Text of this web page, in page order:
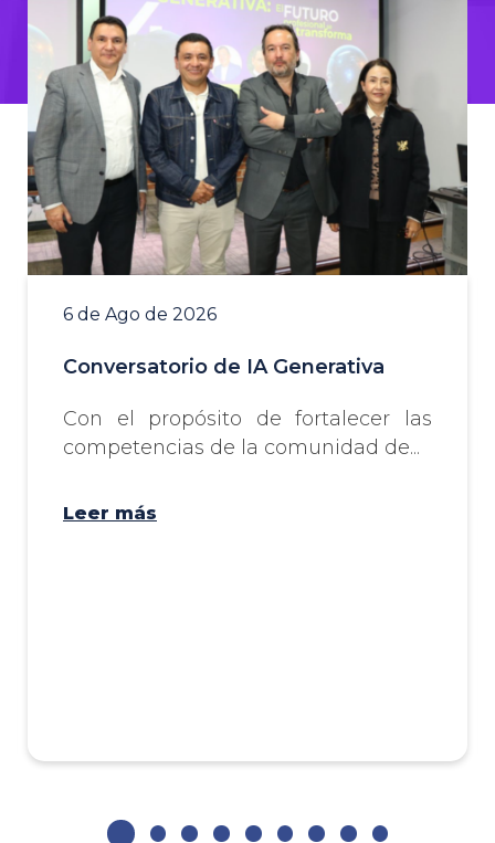
6 de Ago de 2026
Conversatorio de IA Generativa
Con el propósito de fortalecer las
competencias de la comunidad de...
Leer más